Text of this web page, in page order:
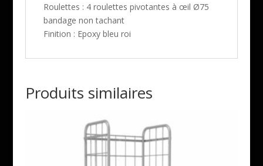
Roulettes : 4 roulettes pivotantes à œil Ø75
bandage non tachant
Finition : Epoxy bleu roi
Produits similaires